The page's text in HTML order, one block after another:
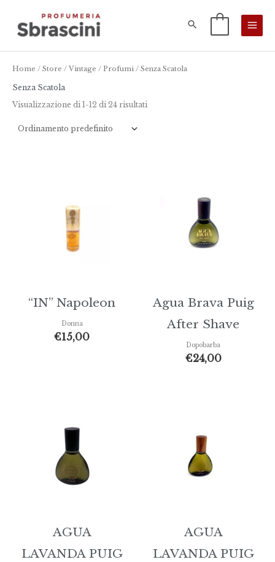
contenuto
Home / Store / Vintage / Profumi / Senza Scatola
Senza Scatola
Visualizzazione di 1-12 di 24 risultati
“IN” Napoleon
Donna
€15,00
Agua Brava Puig
After Shave
Dopobarba
€24,00
AGUA
LAVANDA PUIG
AGUA
LAVANDA PUIG